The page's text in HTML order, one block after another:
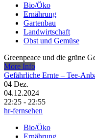
Bio/Öko
Ernährung
Gartenbau
Landwirtschaft
Obst und Gemüse
Greenpeace und die grüne
More Info
Gefährliche Ernte – Tee-
04 Dez.
04.12.2024
22:25 - 22:55
hr-fernsehen
Bio/Öko
Ernährung